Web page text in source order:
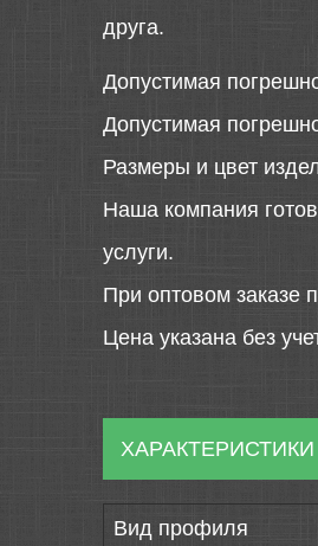
друга.
Допустимая
Допустимая
Размеры и цвет
Наша компания
услуги.
При оптовом заказе
Цена указана без
ХАРАКТЕРИСТИКИ
Вид профиля